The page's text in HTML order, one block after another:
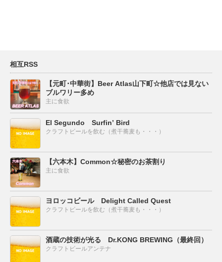
相互RSS
【元町･中華街】Beer Atlas山下町☆他店では見ない
ブルワリー多め
主に食欲
El Segundo Surfin’ Bird
クラフトビールを飲む（煮干蕎麦も・・・）
【六本木】Common☆秘密のお茶割り
主に食欲
ヨロッコビール Delight Called Quest
クラフトビールを飲む（煮干蕎麦も・・・）
酒蔵の技術が光る Dr.KONG BREWING（最終回）
クラフトビールアンテナ